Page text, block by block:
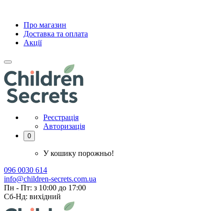
Про магазин
Доставка та оплата
Акції
Реєстрація
Авторизація
0
У кошику порожньо!
096 0030 614
info@children-secrets.com.ua
Пн - Пт: з 10:00 до 17:00
Сб-Нд: вихідний